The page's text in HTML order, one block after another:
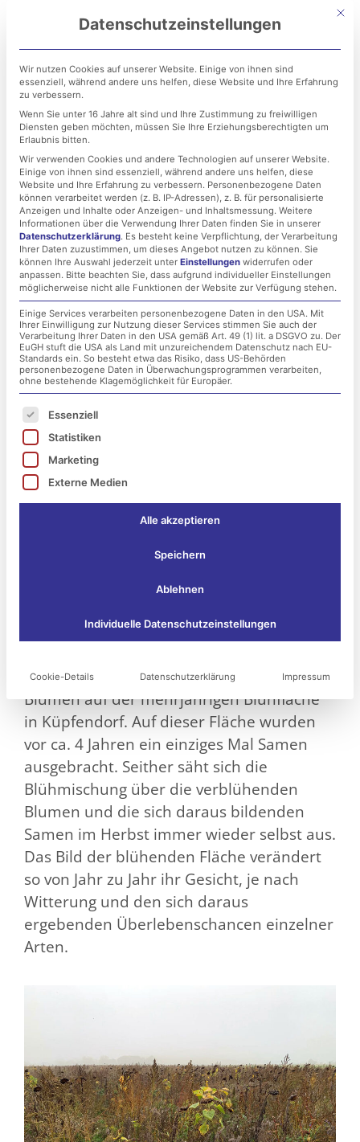
springen
LET IT BEE Herbst 2022 –
Es wird bunt.
18. Oktober 2022
Nach einem nass-kalten Herbstanfang,
Oktober und immer noch blühen einzelne
Blumen auf der mehrjährigen Blühfläche
in Küpfendorf. Auf dieser Fläche wurden
vor ca. 4 Jahren ein einziges Mal Samen
ausgebracht. Seither säht sich die
Blühmischung über die verblühenden
Blumen und die sich daraus bildenden
Samen im Herbst immer wieder selbst aus.
Das Bild der blühenden Fläche verändert
so von Jahr zu Jahr ihr Gesicht, je nach
Witterung und den sich daraus
ergebenden Überlebenschancen einzelner
Arten.
Mit
Datenschutzeinstellungen
Wir nutzen Cookies auf unserer Website. Einige von ihnen sind
essenziell, während andere uns helfen, diese Website und Ihre Erfahrung
zu verbessern.
Wenn Sie unter 16 Jahre alt sind und Ihre Zustimmung zu freiwilligen
Diensten geben möchten, müssen Sie Ihre Erziehungsberechtigten um
Erlaubnis bitten.
Wir verwenden Cookies und andere Technologien auf unserer Website.
Einige von ihnen sind essenziell, während andere uns helfen, diese
Website und Ihre Erfahrung zu verbessern. Personenbezogene Daten
können verarbeitet werden (z. B. IP-Adressen), z. B. für personalisierte
Anzeigen und Inhalte oder Anzeigen- und Inhaltsmessung. Weitere
Informationen über die Verwendung Ihrer Daten finden Sie in unserer
Datenschutzerklärung. Es besteht keine Verpflichtung, der Verarbeitung
Ihrer Daten zuzustimmen, um dieses Angebot nutzen zu können. Sie
können Ihre Auswahl jederzeit unter Einstellungen widerrufen oder
anpassen. Bitte beachten Sie, dass aufgrund individueller Einstellungen
möglicherweise nicht alle Funktionen der Website zur Verfügung stehen.
Einige Services verarbeiten personenbezogene Daten in den USA. Mit
Ihrer Einwilligung zur Nutzung dieser Services stimmen Sie auch der
Verarbeitung Ihrer Daten in den USA gemäß Art. 49 (1) lit. a DSGVO zu. Der
EuGH stuft die USA als Land mit unzureichendem Datenschutz nach EU-
Standards ein. So besteht etwa das Risiko, dass US-Behörden
personenbezogene Daten in Überwachungsprogrammen verarbeiten,
ohne bestehende Klagemöglichkeit für Europäer.
Es folgt eine Liste der Service-Gruppen, für die
Essenziell
Statistiken
Marketing
Externe Medien
Alle akzeptieren
Speichern
Ablehnen
Individuelle Datenschutzeinstellungen
Cookie-Details Datenschutzerklärung Impressum